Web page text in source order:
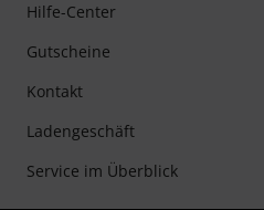
Hilfe-Center
Gutscheine
Kontakt
Ladengeschäft
Service im Überblick